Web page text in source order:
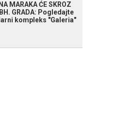
MARAKA ĆE SKROZ
GRADA: Pogledajte
kompleks "Galeria"